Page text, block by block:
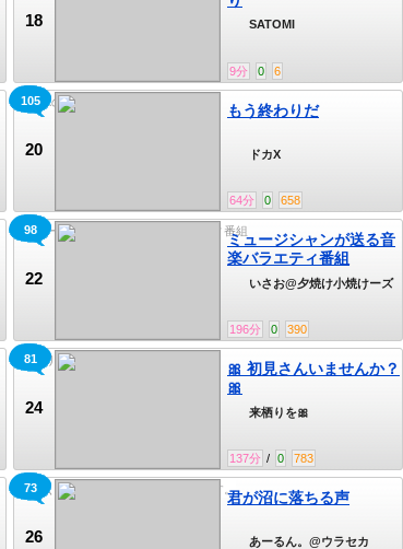
18
9分 0 6
SATOMI
20
もう終わりだ
ドカXの生態
64分 0 658
ドカX
105
22
ミュージシャンが送る音
楽バラエティ番組
ミュージシャンが送る音楽バラエティ番組
196分 0 390
いさお@夕焼け小焼けーズ
98
24
🎀 初見さんいませんか？
🎀
来栖りを🎀ツイキャス生放送！！
137分 / 0 783
来栖りを🎀
81
26
君が沼に落ちる声
恐らくきっと多分、君が好きな声です。
あーるん。@ウラセカ
73